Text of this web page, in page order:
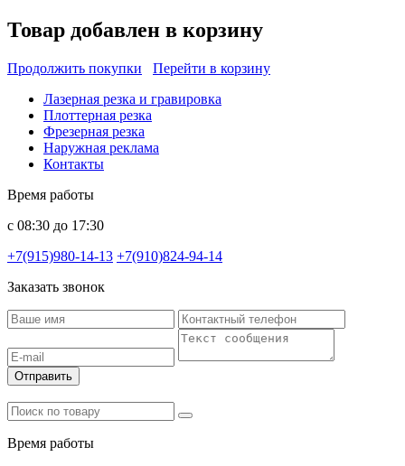
Товар добавлен в корзину
Продолжить покупки
Перейти в корзину
Лазерная резка и гравировка
Плоттерная резка
Фрезерная резка
Наружная реклама
Контакты
Время работы
с 08:30 до 17:30
+7(915)980-14-13 +7(910)824-94-14
Заказать звонок
Отправить
Время работы